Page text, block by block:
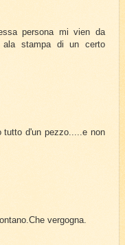
persona mi vien da
ala stampa di un certo
tutto d'un pezzo.....e non
vergogna.